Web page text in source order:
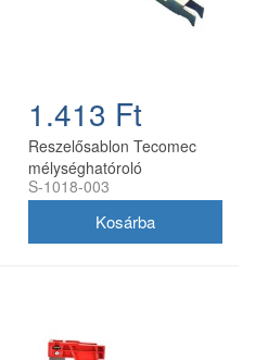
1.413 Ft
Reszelősablon Tecomec
mélységhatóroló
S-1018-003